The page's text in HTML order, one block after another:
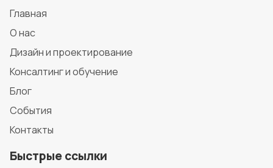
Главная
О нас
Дизайн и проектирование
Консалтинг и обучение
Блог
События
Контакты
Быстрые ссылки